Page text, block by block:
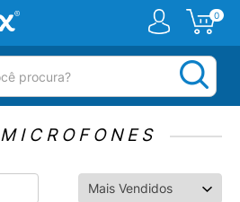
0
MICROFONES